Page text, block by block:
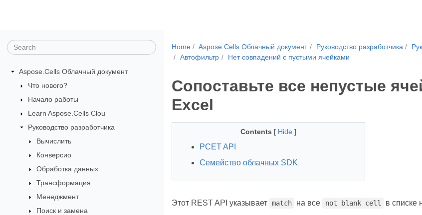
Aspose.Cells Облачный документ
Что нового?
Начало работы
Learn Aspose.Cells Clou
Руководство разработчика
Вычислить
Конверсио
Обработка данных
Трансформация
Менеджмент
Поиск и замена
Home Aspose.Cells Облачный документ Руководство разработчика
Автофильтр
Нет совпадений с пустыми ячейками
Сопоставьте все непустые
Excel
Contents [ Hide ]
РСЕT API
Семейство облачных SDK
Этот REST API указывает match на все not blank cell в списке